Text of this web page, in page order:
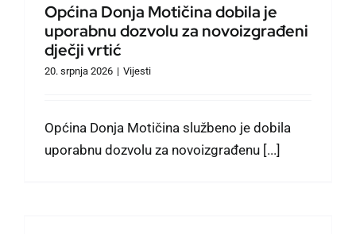
Općina Donja Motičina dobila je
uporabnu dozvolu za novoizgrađeni
dječji vrtić
20. srpnja 2026 | Vijesti
Općina Donja Motičina službeno je dobila
uporabnu dozvolu za novoizgrađenu [...]